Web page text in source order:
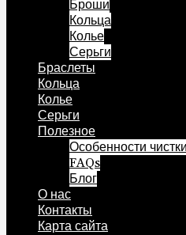
Броши
Кольца
Колье
Серьги
Браслеты
Кольца
Колье
Серьги
Полезное
Особенности
FAQs
Блог
О нас
Контакты
Карта сайта